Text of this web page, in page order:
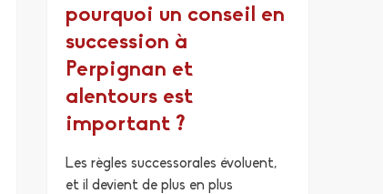
pourquoi un conseil en
succession à
Perpignan et
alentours est
important ?
Les règles successorales évoluent,
et il devient de plus en plus